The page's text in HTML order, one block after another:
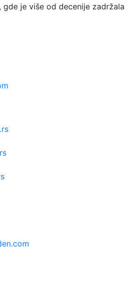
je više od decenije zadržala